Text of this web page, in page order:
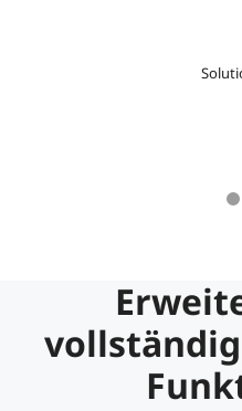
Technologie-
digitales